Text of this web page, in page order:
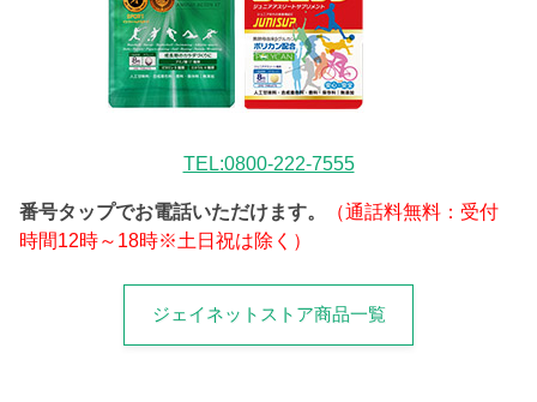
TEL:0800-222-7555
番号タップでお電話いただけます。
（通話料無料：受付
時間12時～18時※土日祝は除く）
ジェイネットストア商品一覧